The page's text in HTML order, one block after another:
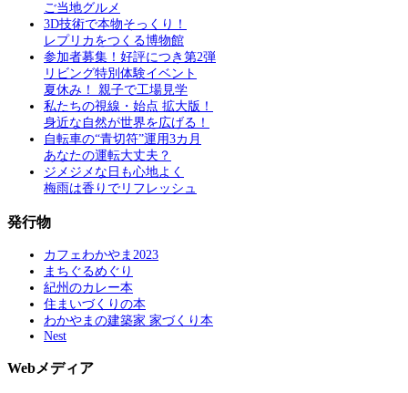
ご当地グルメ
3D技術で本物そっくり！
レプリカをつくる博物館
参加者募集！好評につき第2弾
リビング特別体験イベント
夏休み！ 親子で工場見学
私たちの視線・始点 拡大版！
身近な自然が世界を広げる！
自転車の“青切符”運用3カ月
あなたの運転大丈夫？
ジメジメな日も心地よく
梅雨は香りでリフレッシュ
発行物
カフェわかやま2023
まちぐるめぐり
紀州のカレー本
住まいづくりの本
わかやまの建築家 家づくり本
Nest
Webメディア